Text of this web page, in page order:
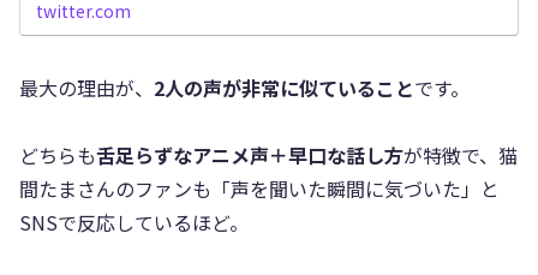
twitter.com
最大の理由が、 2人の声が非常に似ていることです。
どちらも舌足らずなアニメ声＋早口な話し方が特徴で、猫
間たまさんのファンも「声を聞いた瞬間に気づいた」と
SNSで反応しているほど。